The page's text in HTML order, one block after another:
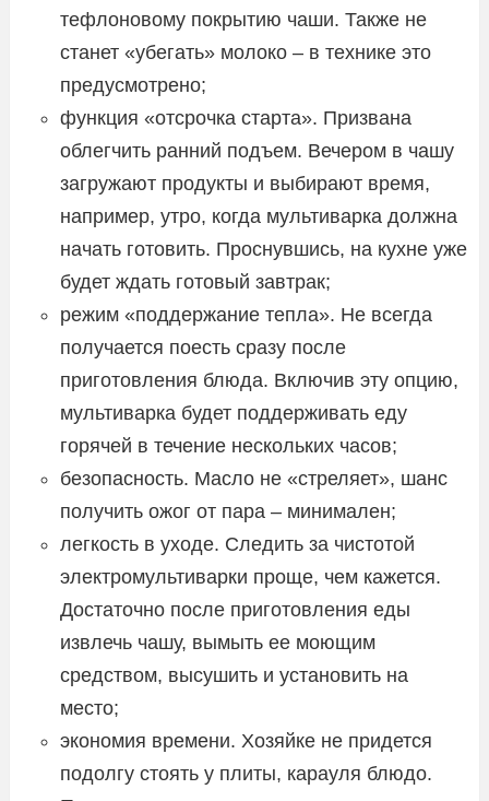
тефлоновому покрытию чаши. Также не
станет «убегать» молоко – в технике это
предусмотрено;
функция «отсрочка старта». Призвана
облегчить ранний подъем. Вечером в чашу
загружают продукты и выбирают время,
например, утро, когда мультиварка должна
начать готовить. Проснувшись, на кухне уже
будет ждать готовый завтрак;
режим «поддержание тепла». Не всегда
получается поесть сразу после
приготовления блюда. Включив эту опцию,
мультиварка будет поддерживать еду
горячей в течение нескольких часов;
безопасность. Масло не «стреляет», шанс
получить ожог от пара – минимален;
легкость в уходе. Следить за чистотой
электромультиварки проще, чем кажется.
Достаточно после приготовления еды
извлечь чашу, вымыть ее моющим
средством, высушить и установить на
место;
экономия времени. Хозяйке не придется
подолгу стоять у плиты, карауля блюдо.